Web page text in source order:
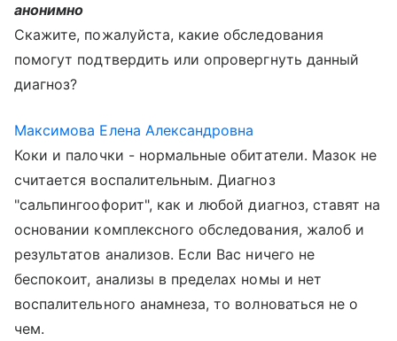
анонимно
Скажите, пожалуйста, какие обследования
помогут подтвердить или опровергнуть данный
диагноз?
Максимова Елена Александровна
Коки и палочки - нормальные обитатели. Мазок не
считается воспалительным. Диагноз
"сальпингоофорит", как и любой диагноз, ставят на
основании комплексного обследования, жалоб и
результатов анализов. Если Вас ничего не
беспокоит, анализы в пределах номы и нет
воспалительного анамнеза, то волноваться не о
чем.